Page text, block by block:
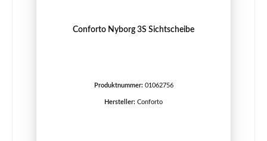
Conforto Nyborg 3S Sichtscheibe
Produktnummer: 01062756
Hersteller: Conforto